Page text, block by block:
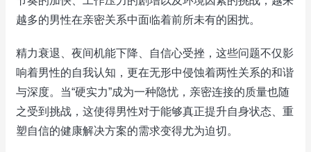
越多的男性在亲密关系中面临着前所未有的困扰。
精力衰退、夜间机能下降、自信心受挫，这些问题不仅影
响着男性的自我认知，更在无形中侵蚀着两性关系的和谐
与深度。当“硬实力”成为一种隐忧，亲密连接的质量也随
之受到挑战，这使得男性对于能够真正提升自身状态、重
塑自信的健康解决方案的需求变得尤为迫切。